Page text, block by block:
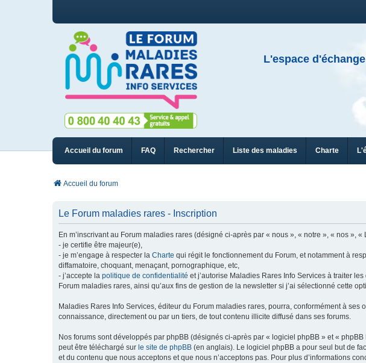
L'espace
Accueil du forum FAQ Rechercher Liste des maladies Charte
Accueil du forum
Le Forum maladies rares - Inscription
En m’inscrivant au Forum maladies rares (désigné ci-après par « nous », « notre », « nos »,
- je certifie être majeur(e),
- je m’engage à respecter la Charte qui régit le fonctionnement du Forum, et notamment à
diffamatoire, choquant, menaçant, pornographique, etc,
- j’accepte la politique de confidentialité et j’autorise Maladies Rares Info Services à traiter
Forum maladies rares, ainsi qu’aux fins de gestion de la newsletter si j’ai sélectionné cette
Maladies Rares Info Services, éditeur du Forum maladies rares, pourra, conformément à
connaissance, directement ou par un tiers, de tout contenu illicite diffusé dans ses forums.
Nos forums sont développés par phpBB (désignés ci-après par « logiciel phpBB » et «
peut être téléchargé sur le site de phpBB (en anglais). Le logiciel phpBB a pour seul but de
et du contenu que nous acceptons et que nous n’acceptons pas. Pour plus d’informations